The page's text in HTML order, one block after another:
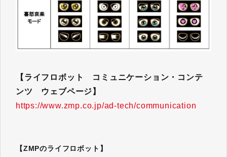
【ライフロボット コミュニケーション・コンテ
ンツ ウェブページ】
https://www.zmp.co.jp/ad-tech/communication
【ZMPのライフロボット】